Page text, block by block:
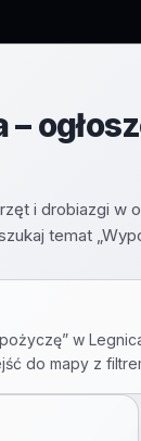
i drobiazgi w
temat
” w
do mapy z